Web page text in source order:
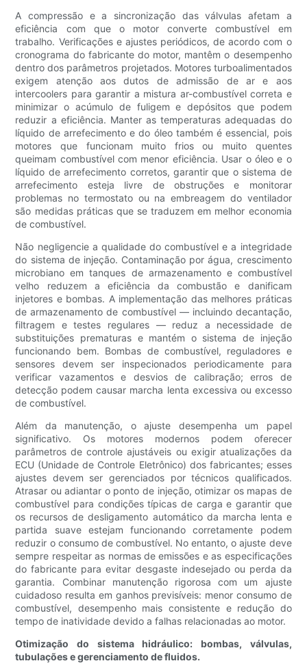
A compressão e a sincronização das válvulas afetam a
eficiência com que o motor converte combustível em
trabalho. Verificações e ajustes periódicos, de acordo com o
cronograma do fabricante do motor, mantêm o desempenho
dentro dos parâmetros projetados. Motores turboalimentados
exigem atenção aos dutos de admissão de ar e aos
intercoolers para garantir a mistura ar-combustível correta e
minimizar o acúmulo de fuligem e depósitos que podem
reduzir a eficiência. Manter as temperaturas adequadas do
líquido de arrefecimento e do óleo também é essencial, pois
motores que funcionam muito frios ou muito quentes
queimam combustível com menor eficiência. Usar o óleo e o
líquido de arrefecimento corretos, garantir que o sistema de
arrefecimento esteja livre de obstruções e monitorar
problemas no termostato ou na embreagem do ventilador
são medidas práticas que se traduzem em melhor economia
de combustível.
Não negligencie a qualidade do combustível e a integridade
do sistema de injeção. Contaminação por água, crescimento
microbiano em tanques de armazenamento e combustível
velho reduzem a eficiência da combustão e danificam
injetores e bombas. A implementação das melhores práticas
de armazenamento de combustível — incluindo decantação,
filtragem e testes regulares — reduz a necessidade de
substituições prematuras e mantém o sistema de injeção
funcionando bem. Bombas de combustível, reguladores e
sensores devem ser inspecionados periodicamente para
verificar vazamentos e desvios de calibração; erros de
detecção podem causar marcha lenta excessiva ou excesso
de combustível.
Além da manutenção, o ajuste desempenha um papel
significativo. Os motores modernos podem oferecer
parâmetros de controle ajustáveis ​​ou exigir atualizações da
ECU (Unidade de Controle Eletrônico) dos fabricantes; esses
ajustes devem ser gerenciados por técnicos qualificados.
Atrasar ou adiantar o ponto de injeção, otimizar os mapas de
combustível para condições típicas de carga e garantir que
os recursos de desligamento automático da marcha lenta e
partida suave estejam funcionando corretamente podem
reduzir o consumo de combustível. No entanto, o ajuste deve
sempre respeitar as normas de emissões e as especificações
do fabricante para evitar desgaste indesejado ou perda da
garantia. Combinar manutenção rigorosa com um ajuste
cuidadoso resulta em ganhos previsíveis: menor consumo de
combustível, desempenho mais consistente e redução do
tempo de inatividade devido a falhas relacionadas ao motor.
Otimização do sistema hidráulico: bombas, válvulas,
tubulações e gerenciamento de fluidos.